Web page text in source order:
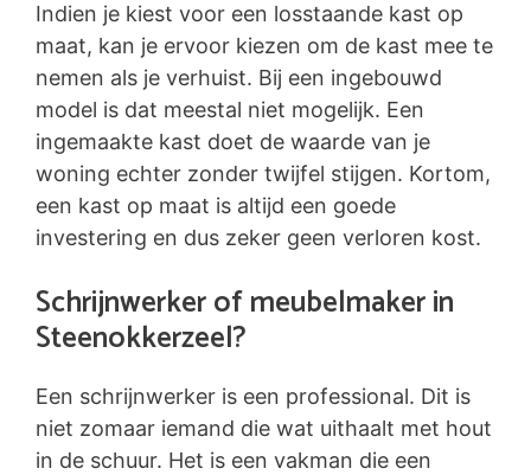
Indien je kiest voor een losstaande kast op
maat, kan je ervoor kiezen om de kast mee te
nemen als je verhuist. Bij een ingebouwd
model is dat meestal niet mogelijk. Een
ingemaakte kast doet de waarde van je
woning echter zonder twijfel stijgen. Kortom,
een kast op maat is altijd een goede
investering en dus zeker geen verloren kost.
Schrijnwerker of meubelmaker in
Steenokkerzeel?
Een schrijnwerker is een professional. Dit is
niet zomaar iemand die wat uithaalt met hout
in de schuur. Het is een vakman die een